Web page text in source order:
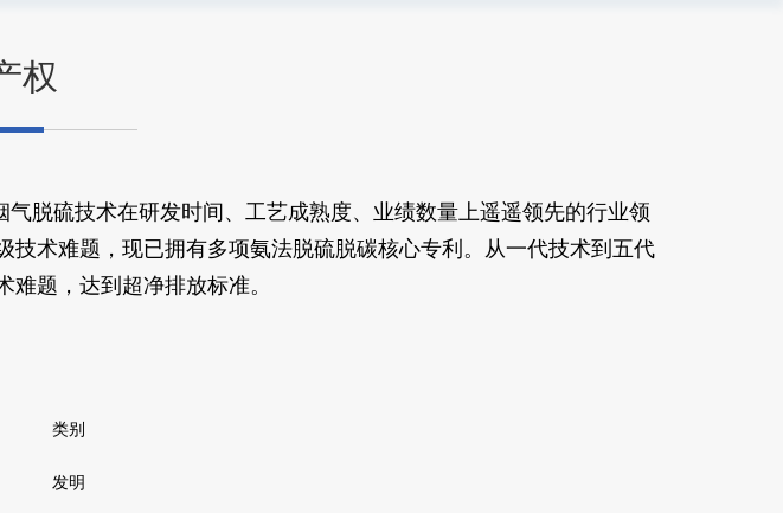
权
脱硫技术在研发时间、工艺成熟度、业绩数量上遥遥领先的行业领
术难题，现已拥有多项氨法脱硫脱碳核心专利 。从一代技术到五代
题，达到超净排放标准。
类别
发明